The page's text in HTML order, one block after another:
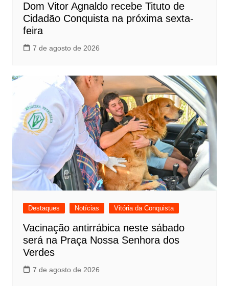
Dom Vitor Agnaldo recebe Tituto de
Cidadão Conquista na próxima sexta-
feira
7 de agosto de 2026
Destaques Notícias Vitória da Conquista
Vacinação antirrábica neste sábado
será na Praça Nossa Senhora dos
Verdes
7 de agosto de 2026